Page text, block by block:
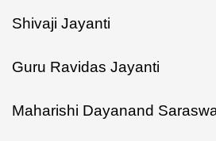
Shivaji Jayanti
Guru Ravidas Jayanti
Maharishi Dayanand